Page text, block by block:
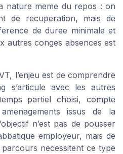
nature meme du repos : on
de recuperation, mais de
de duree minimale et
autres conges absences est
l’enjeu est de comprendre
s’articule avec les autres
partiel choisi, compte
issus de la
n’est pas de pousser
employeur, mais de
necessitent ce type